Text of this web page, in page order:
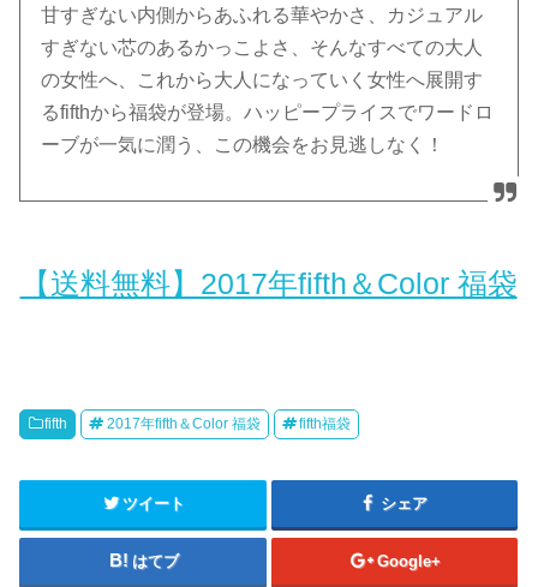
甘すぎない内側からあふれる華やかさ、カジュアル
すぎない芯のあるかっこよさ、そんなすべての大人
の女性へ、これから大人になっていく女性へ展開す
るfifthから福袋が登場。ハッピープライスでワードロ
ーブが一気に潤う、この機会をお見逃しなく！
【送料無料】2017年fifth＆Color 福袋
fifth 2017年fifth＆Color 福袋 fifth福袋
ツイート シェア
はてブ Google+